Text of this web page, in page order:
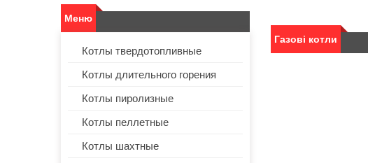
Газові котли
Котлы твердотопливные
Котлы длительного горения
Котлы пиролизные
Котлы пеллетные
Котлы шахтные